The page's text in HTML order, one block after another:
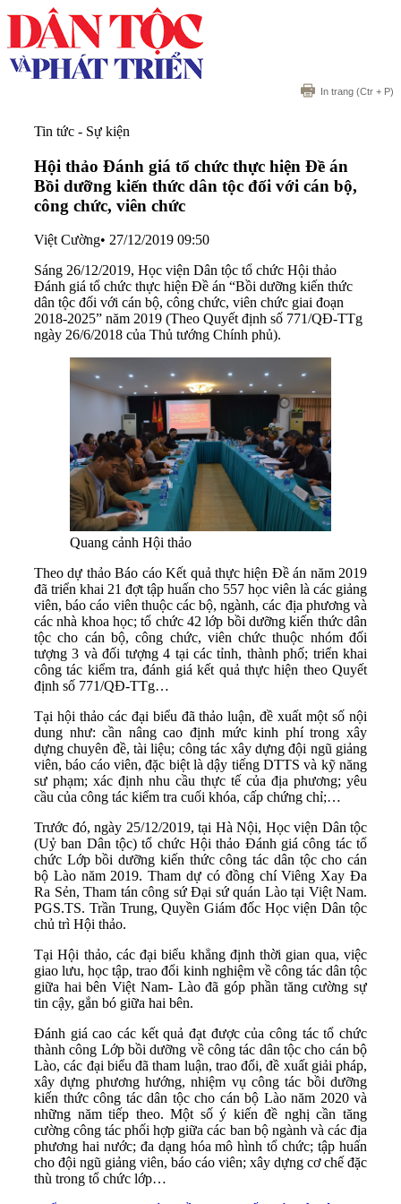
In trang (Ctr + P)
Tin tức - Sự kiện
Hội thảo Đánh giá tổ chức thực hiện Đề án
Bồi dưỡng kiến thức dân tộc đối với cán bộ,
công chức, viên chức
Việt Cường• 27/12/2019 09:50
Sáng 26/12/2019, Học viện Dân tộc tổ chức Hội thảo
Đánh giá tổ chức thực hiện Đề án “Bồi dưỡng kiến thức
dân tộc đối với cán bộ, công chức, viên chức giai đoạn
2018-2025” năm 2019 (Theo Quyết định số 771/QĐ-TTg
ngày 26/6/2018 của Thủ tướng Chính phủ).
Quang cảnh Hội thảo
Theo dự thảo Báo cáo Kết quả thực hiện Đề án năm 2019
đã triển khai 21 đợt tập huấn cho 557 học viên là các giảng
viên, báo cáo viên thuộc các bộ, ngành, các địa phương và
các nhà khoa học; tổ chức 42 lớp bồi dưỡng kiến thức dân
tộc cho cán bộ, công chức, viên chức thuộc nhóm đối
tượng 3 và đối tượng 4 tại các tỉnh, thành phố; triển khai
công tác kiểm tra, đánh giá kết quả thực hiện theo Quyết
định số 771/QĐ-TTg…
Tại hội thảo các đại biểu đã thảo luận, đề xuất một số nội
dung như: cần nâng cao định mức kinh phí trong xây
dựng chuyên đề, tài liệu; công tác xây dựng đội ngũ giảng
viên, báo cáo viên, đặc biệt là dậy tiếng DTTS và kỹ năng
sư phạm; xác định nhu cầu thực tế của địa phương; yêu
cầu của công tác kiểm tra cuối khóa, cấp chứng chỉ;…
Trước đó, ngày 25/12/2019, tại Hà Nội, Học viện Dân tộc
(Uỷ ban Dân tộc) tổ chức Hội thảo Đánh giá công tác tổ
chức Lớp bồi dưỡng kiến thức công tác dân tộc cho cán
bộ Lào năm 2019. Tham dự có đồng chí Viêng Xay Đa
Ra Sẻn, Tham tán công sứ Đại sứ quán Lào tại Việt Nam.
PGS.TS. Trần Trung, Quyền Giám đốc Học viện Dân tộc
chủ trì Hội thảo.
Tại Hội thảo, các đại biểu khẳng định thời gian qua, việc
giao lưu, học tập, trao đổi kinh nghiệm về công tác dân tộc
giữa hai bên Việt Nam- Lào đã góp phần tăng cường sự
tin cậy, gắn bó giữa hai bên.
Đánh giá cao các kết quả đạt được của công tác tổ chức
thành công Lớp bồi dưỡng về công tác dân tộc cho cán bộ
Lào, các đại biểu đã tham luận, trao đổi, đề xuất giải pháp,
xây dựng phương hướng, nhiệm vụ công tác bồi dưỡng
kiến thức công tác dân tộc cho cán bộ Lào năm 2020 và
những năm tiếp theo. Một số ý kiến đề nghị cần tăng
cường công tác phối hợp giữa các ban bộ ngành và các địa
phương hai nước; đa dạng hóa mô hình tổ chức; tập huấn
cho đội ngũ giảng viên, báo cáo viên; xây dựng cơ chế đặc
thù trong tổ chức lớp…